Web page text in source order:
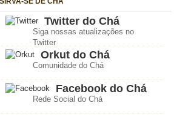
Twitter do Chá
Siga nossas atualizações no
Twitter
Orkut do Chá
Comunidade do Chá
Facebook do Chá
Rede Social do Chá